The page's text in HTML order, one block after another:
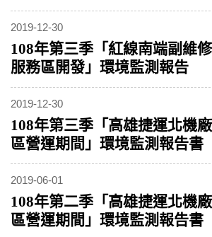
2019-12-30
108年第三季「紅線南端副維
服務區開發」環境監測報告
2019-12-30
108年第三季「高雄捷運北機
區營運期間」環境監測報告書
2019-06-01
108年第二季「高雄捷運北機
區營運期間」環境監測報告書